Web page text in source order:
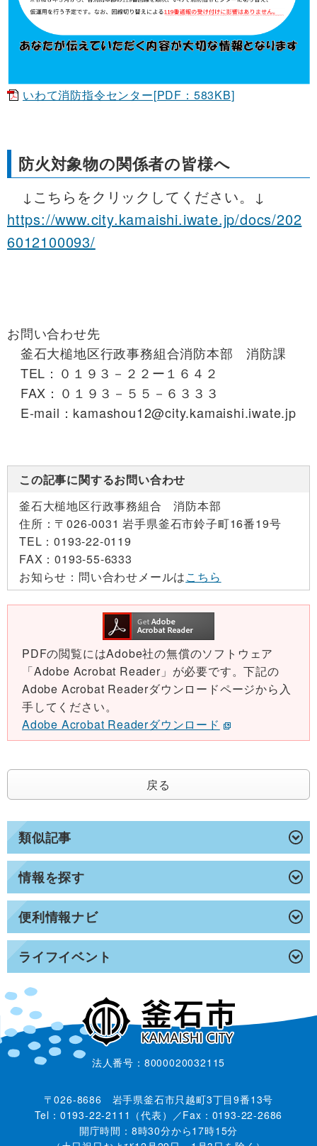
類似記事
情報を探す
便利情報ナビ
ライフイベント
いわて消防指令センター[PDF：583KB]
防火対象物の関係者の皆様へ
↓こちらをクリックしてください。↓
https://www.city.kamaishi.iwate.jp/docs/202
6012100093/
お問い合わせ先
釜石大槌地区行政事務組合消防本部 消防課
TEL：０１９３－２２ー１６４２
FAX：０１９３－５５－６３３３
E-mail：kamashou12@city.kamaishi.iwate.jp
この記事に関するお問い合わせ
釜石大槌地区行政事務組合 消防本部
住所： 〒026-0031 岩手県釜石市鈴子町16番19号
TEL：0193-22-0119
FAX：0193-55-6333
お知らせ： 問い合わせメールはこちら
PDFの閲覧にはAdobe社の無償のソフトウェア
「Adobe Acrobat Reader」が必要です。下記の
Adobe Acrobat Readerダウンロードページから入
手してください。
Adobe Acrobat Readerダウンロード
戻る
法人番号：8000020032115
〒026-8686 岩手県釜石市只越町3丁目9番13号
Tel：0193-22-2111（代表）／Fax：0193-22-2686
開庁時間：8時30分から17時15分